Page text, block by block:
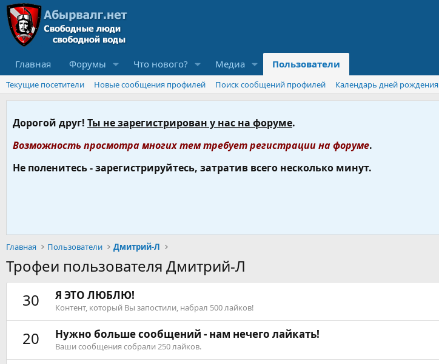
Главная Форумы Что нового? Медиа Пользователи
Текущие посетители Новые сообщения профилей Поиск сообщений профилей Календарь дней рождения
Дорогой друг! Ты не зарегистрирован у нас на форуме.
Возможность просмотра многих тем требует регистрации на форуме.
Не поленитесь - зарегистрируйтесь, затратив всего несколько минут.
Главная Пользователи Дмитрий-Л
Трофеи пользователя Дмитрий-Л
30
Я ЭТО ЛЮБЛЮ!
Контент, который Вы запостили, набрал 500 лайков!
20 Нужно больше сообщений - нам нечего лайкать!
Ваши сообщения собрали 250 лайков.